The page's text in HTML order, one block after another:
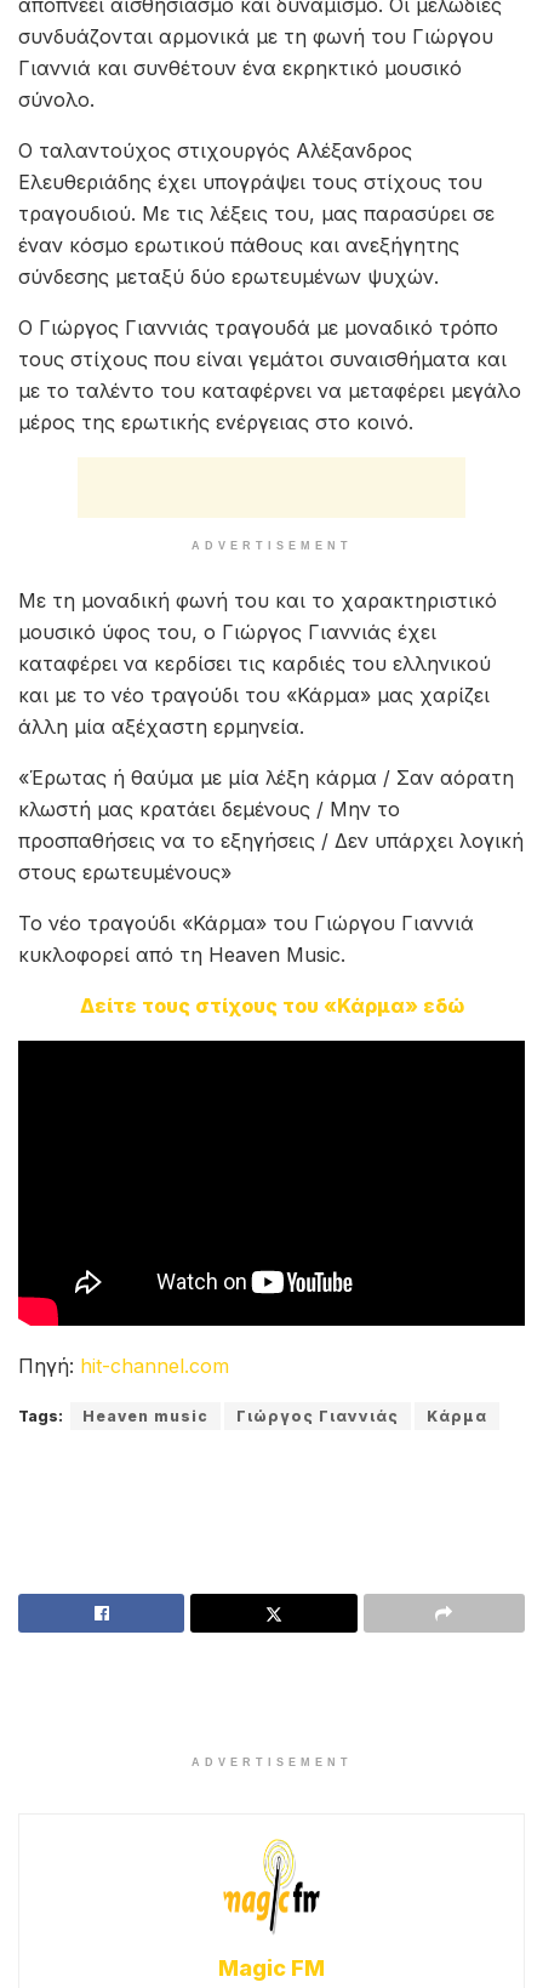
συνδυάζονται αρμονικά με τη φωνή του Γιώργου
Γιαννιά και συνθέτουν ένα εκρηκτικό μουσικό
σύνολο.
Ο ταλαντούχος στιχουργός Αλέξανδρος
Ελευθεριάδης έχει υπογράψει τους στίχους του
τραγουδιού. Με τις λέξεις του, μας παρασύρει σε
έναν κόσμο ερωτικού πάθους και ανεξήγητης
σύνδεσης μεταξύ δύο ερωτευμένων ψυχών.
Ο Γιώργος Γιαννιάς τραγουδά με μοναδικό τρόπο
τους στίχους που είναι γεμάτοι συναισθήματα και
με το ταλέντο του καταφέρνει να μεταφέρει μεγάλο
μέρος της ερωτικής ενέργειας στο κοινό.
ADVERTISEMENT
Με τη μοναδική φωνή του και το χαρακτηριστικό
μουσικό ύφος του, ο Γιώργος Γιαννιάς έχει
καταφέρει να κερδίσει τις καρδιές του ελληνικού
και με το νέο τραγούδι του «Κάρμα» μας χαρίζει
άλλη μία αξέχαστη ερμηνεία.
«Έρωτας ή θαύμα με μία λέξη κάρμα / Σαν αόρατη
κλωστή μας κρατάει δεμένους / Μην το
προσπαθήσεις να το εξηγήσεις / Δεν υπάρχει λογική
στους ερωτευμένους»
Το νέο τραγούδι «Κάρμα» του Γιώργου Γιαννιά
κυκλοφορεί από τη Heaven Music.
Δείτε τους στίχους του «Κάρμα» εδώ
Πηγή: hit-channel.com
Tags: Heaven music Γιώργος Γιαννιάς Κάρμα
ADVERTISEMENT
Magic FM